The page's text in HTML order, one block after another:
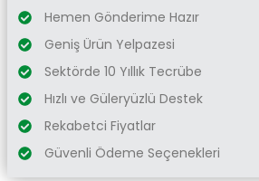
Hemen Gönderime Hazır
Geniş Ürün Yelpazesi
Sektörde 10 Yıllık Tecrübe
Hızlı ve Güleryüzlü Destek
Rekabetci Fiyatlar
Güvenli Ödeme Seçenekleri